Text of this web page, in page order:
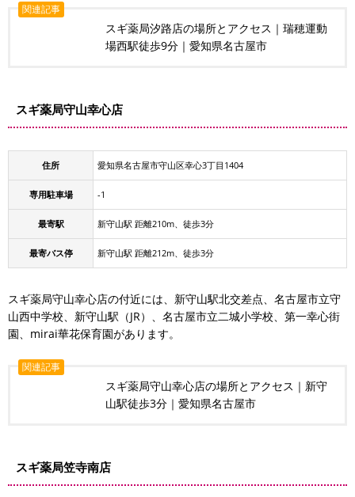
関連記事
スギ薬局汐路店の場所とアクセス｜瑞穂運動
場西駅徒歩9分｜愛知県名古屋市
スギ薬局守山幸心店
住所 愛知県名古屋市守山区幸心3丁目1404
専用駐車場 -1
最寄駅 新守山駅 距離210m、徒歩3分
最寄バス停 新守山駅 距離212m、徒歩3分
スギ薬局守山幸心店の付近には、新守山駅北交差点、名古屋市立守
山西中学校、新守山駅（JR）、名古屋市立二城小学校、第一幸心街
園、mirai華花保育園があります。
関連記事
スギ薬局守山幸心店の場所とアクセス｜新守
山駅徒歩3分｜愛知県名古屋市
スギ薬局笠寺南店